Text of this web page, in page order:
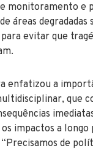
monitoramento e
áreas degradadas
evitar que
enfatizou a
que
impactos a longo
de